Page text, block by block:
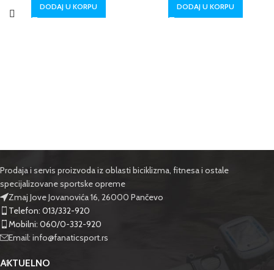
DODAJ U KORPU DODAJ U KORPU
Prodaja i servis proizvoda iz oblasti biciklizma, fitnesa i ostale
specijalizovane sportske opreme
Zmaj Jove Jovanovića 16, 26000 Pančevo
Telefon: 013/332-920
Mobilni: 060/0-332-920
Email: info@fanaticsport.rs
AKTUELNO